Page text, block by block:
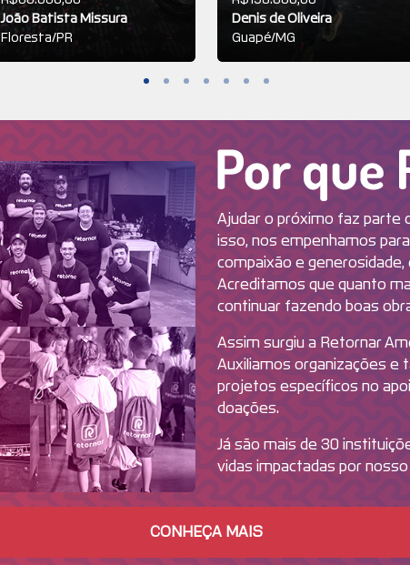
João Batista Missura
Floresta/PR
Denis de Oliveira
Guapé/MG
Ajudar o próximo faz parte
isso, nos empenhamos
compaixão e
Acreditamos que quanto
continuar fazendo boas
Assim surgiu a Retornar
Auxiliamos organizações e
projetos específicos no
doações.
Já são mais de 30
vidas impactadas por
CONHEÇA MAIS